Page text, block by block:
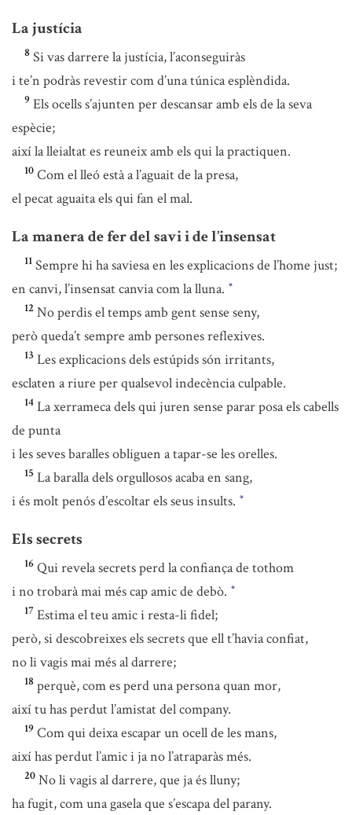
La justícia
8 Si vas darrere la justícia, l’aconseguiràs
i te’n podràs revestir com d’una túnica esplèndida.
9 Els ocells s’ajunten per descansar amb els de la seva
espècie;
així la lleialtat es reuneix amb els qui la practiquen.
10 Com el lleó està a l’aguait de la presa,
el pecat aguaita els qui fan el mal.
La manera de fer del savi i de l’insensat
11 Sempre hi ha saviesa en les explicacions de l’home just;
en canvi, l’insensat canvia com la lluna. *
12 No perdis el temps amb gent sense seny,
però queda’t sempre amb persones reflexives.
13 Les explicacions dels estúpids són irritants,
esclaten a riure per qualsevol indecència culpable.
14 La xerrameca dels qui juren sense parar posa els cabells
de punta
i les seves baralles obliguen a tapar-se les orelles.
15 La baralla dels orgullosos acaba en sang,
i és molt penós d’escoltar els seus insults. *
Els secrets
16 Qui revela secrets perd la confiança de tothom
i no trobarà mai més cap amic de debò. *
17 Estima el teu amic i resta-li fidel;
però, si descobreixes els secrets que ell t’havia confiat,
no li vagis mai més al darrere;
18 perquè, com es perd una persona quan mor,
així tu has perdut l’amistat del company.
19 Com qui deixa escapar un ocell de les mans,
així has perdut l’amic i ja no l’atraparàs més.
20 No li vagis al darrere, que ja és lluny;
ha fugit, com una gasela que s’escapa del parany.